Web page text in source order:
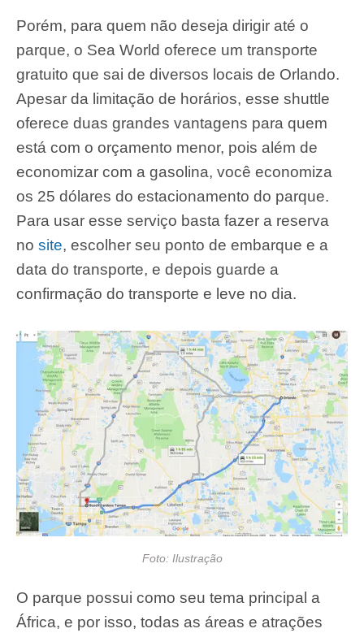
Porém, para quem não deseja dirigir até o
parque, o Sea World oferece um transporte
gratuito que sai de diversos locais de Orlando.
Apesar da limitação de horários, esse shuttle
oferece duas grandes vantagens para quem
está com o orçamento menor, pois além de
economizar com a gasolina, você economiza
os 25 dólares do estacionamento do parque.
Para usar esse serviço basta fazer a reserva
no site, escolher seu ponto de embarque e a
data do transporte, e depois guarde a
confirmação do transporte e leve no dia.
Foto: Ilustração
O parque possui como seu tema principal a
África, e por isso, todas as áreas e atrações